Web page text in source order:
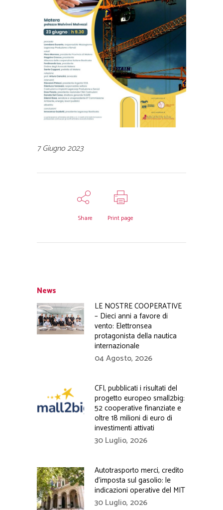
7 Giugno 2023
Share Print page
News
LE NOSTRE COOPERATIVE
– Dieci anni a favore di
vento: Elettronsea
protagonista della nautica
internazionale
04 Agosto, 2026
CFI, pubblicati i risultati del
progetto europeo small2big:
52 cooperative finanziate e
oltre 18 milioni di euro di
investimenti attivati
30 Luglio, 2026
Autotrasporto merci, credito
d’imposta sul gasolio: le
indicazioni operative del MIT
30 Luglio, 2026